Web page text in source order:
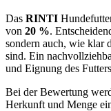
Das RINTI
von 20 %.
sondern auch, wie klar
sind. Ein
und Eignung des
Bei der Bewertung
Herkunft und Menge